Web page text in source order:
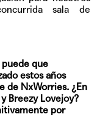
sala de
puede que
estos años
de NxWorries. ¿En
Breezy Lovejoy?
por